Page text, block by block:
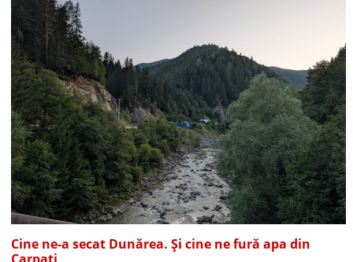
Cine ne-a secat Dunărea. Și cine ne fură apa din